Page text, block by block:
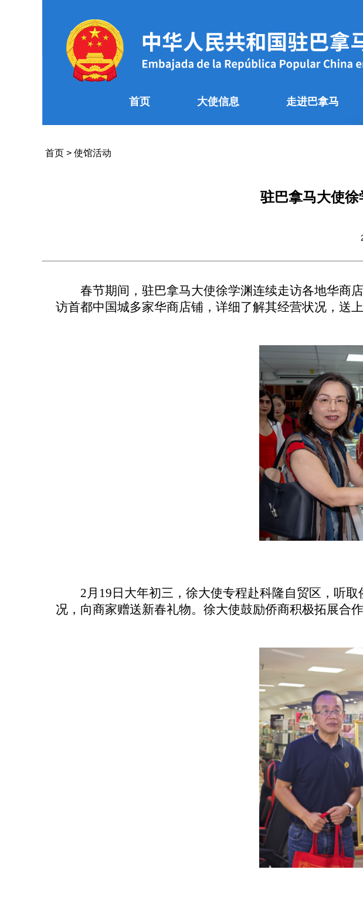
首页 大使信息 走进巴拿马
首页 > 使馆活动
驻巴拿马大使
春节期间，驻巴拿马大使徐学渊连续走访各地华商
访首都中国城多家华商店铺，详细了解其经营状况，送
2月19日大年初三，徐大使专程赴科隆自贸区，听
况，向商家赠送新春礼物。徐大使鼓励侨商积极拓展合